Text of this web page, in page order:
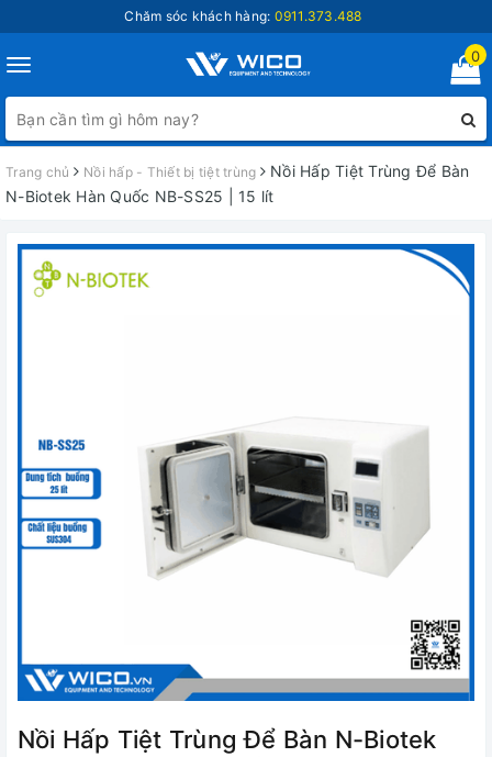
Chăm sóc khách hàng: 0911.373.488
Toggle
navigation
0
Trang chủ Nồi hấp - Thiết bị tiệt trùng
Nồi Hấp Tiệt Trùng Để Bàn
N-Biotek Hàn Quốc NB-SS25 | 15 lít
Nồi Hấp Tiệt Trùng Để Bàn N-Biotek